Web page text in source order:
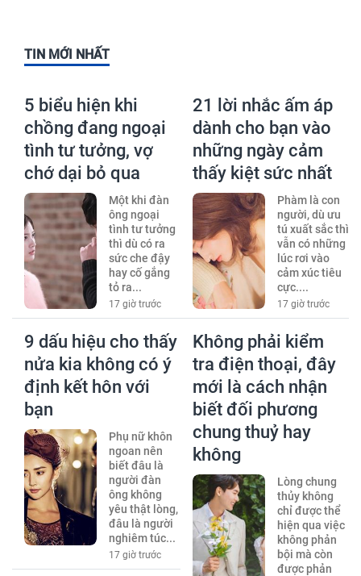
TIN MỚI NHẤT
5 biểu hiện khi
chồng đang ngoại
tình tư tưởng, vợ
chớ dại bỏ qua
Một khi đàn
ông ngoại
tình tư tưởng
thì dù có ra
sức che đậy
hay cố gắng
tỏ ra...
17 giờ trước
21 lời nhắc ấm áp
dành cho bạn vào
những ngày cảm
thấy kiệt sức nhất
Phàm là con
người, dù ưu
tú xuất sắc thì
vẫn có những
lúc rơi vào
cảm xúc tiêu
cực....
17 giờ trước
9 dấu hiệu cho thấy
nửa kia không có ý
định kết hôn với
bạn
Phụ nữ khôn
ngoan nên
biết đâu là
người đàn
ông không
yêu thật lòng,
đâu là người
nghiêm túc...
17 giờ trước
Không phải kiểm
tra điện thoại, đây
mới là cách nhận
biết đối phương
chung thuỷ hay
không
Lòng chung
thủy không
chỉ được thể
hiện qua việc
không phản
bội mà còn
được phản